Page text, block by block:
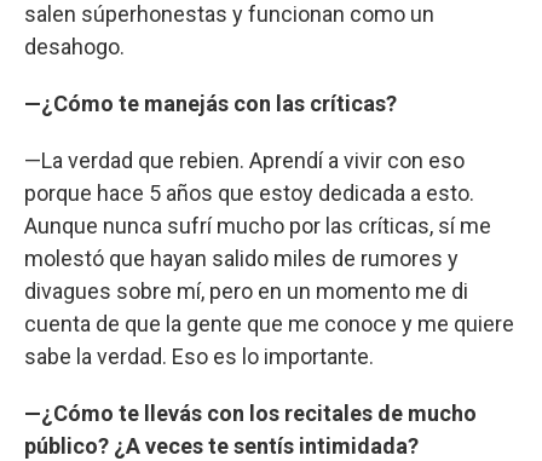
salen súperhonestas y funcionan como un
desahogo.
—¿Cómo te manejás con las críticas?
—La verdad que rebien. Aprendí a vivir con eso
porque hace 5 años que estoy dedicada a esto.
Aunque nunca sufrí mucho por las críticas, sí me
molestó que hayan salido miles de rumores y
divagues sobre mí, pero en un momento me di
cuenta de que la gente que me conoce y me quiere
sabe la verdad. Eso es lo importante.
—¿Cómo te llevás con los recitales de mucho
público? ¿A veces te sentís intimidada?